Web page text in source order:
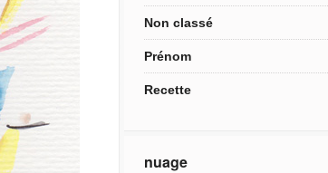
Non classé
Prénom
Recette
nuage